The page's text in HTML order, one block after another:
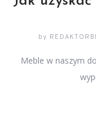
by
Meble w naszym